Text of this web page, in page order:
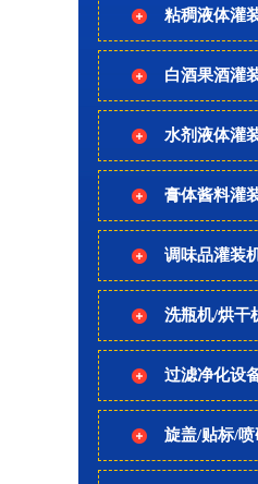
粘稠液体灌
白酒果酒灌
水剂液体灌
膏体酱料灌
调味品灌装
洗瓶机/烘干
过滤净化设
旋盖/贴标/喷